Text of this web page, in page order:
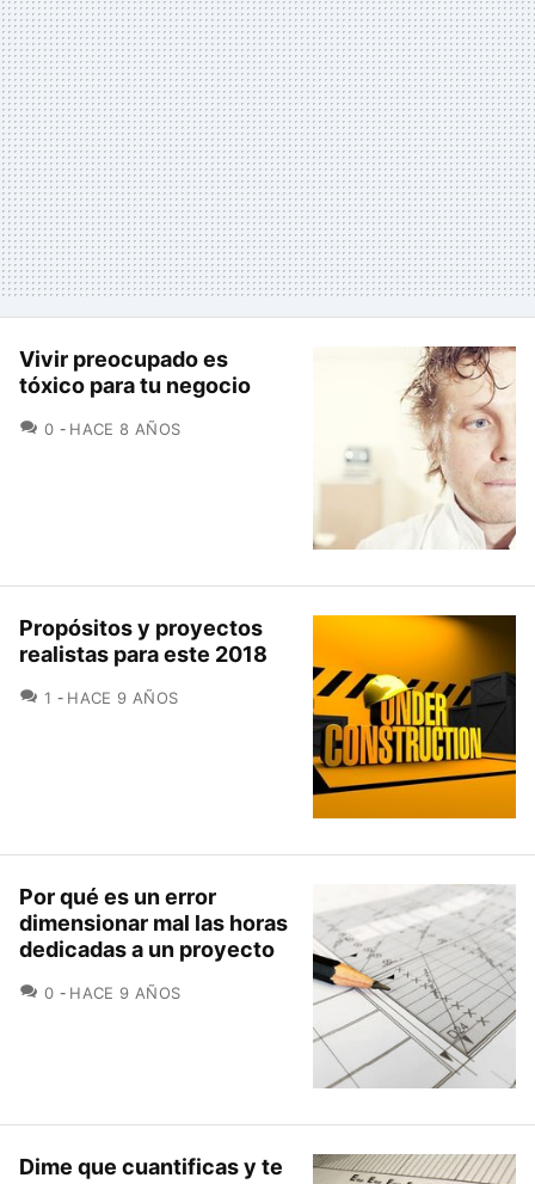
Vivir preocupado es
tóxico para tu negocio
0 COMENTARIOS
HACE 8 AÑOS
Propósitos y proyectos
realistas para este 2018
1 COMENTARIOS
HACE 9 AÑOS
Por qué es un error
dimensionar mal las horas
dedicadas a un proyecto
0 COMENTARIOS
HACE 9 AÑOS
Dime que cuantificas y te